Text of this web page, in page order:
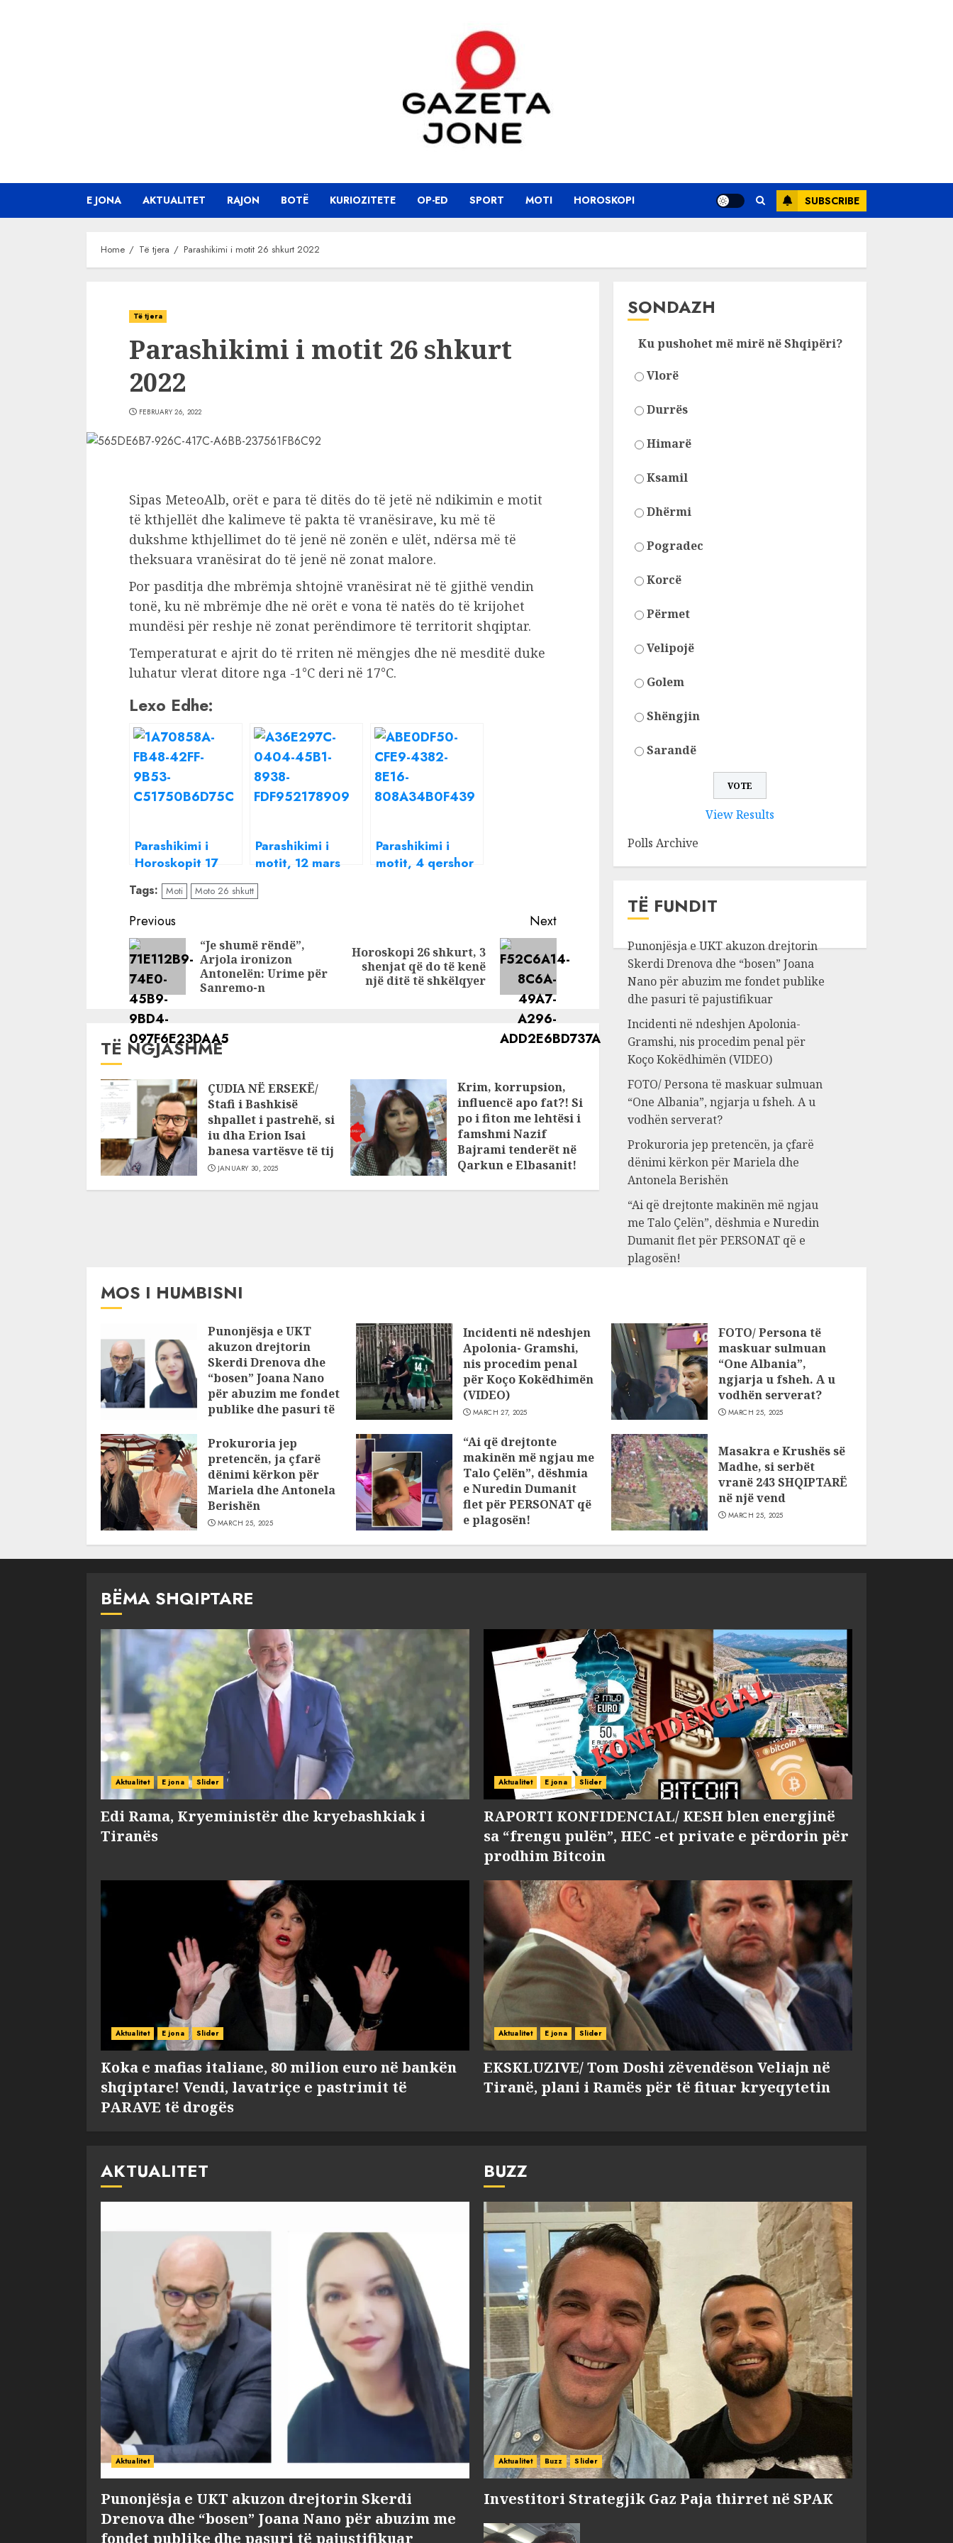
E JONA AKTUALITET RAJON BOTË KURIOZITETE OP-ED SPORT MOTI HOROSKOPI SUBSCRIBE
Home Të tjera Parashikimi i motit 26 shkurt 2022
Të tjera
Parashikimi i motit 26 shkurt
2022
FEBRUARY 26, 2022
Sipas MeteoAlb, orët e para të ditës do të jetë në ndikimin e motit
të kthjellët dhe kalimeve të pakta të vranësirave, ku më të
dukshme kthjellimet do të jenë në zonën e ulët, ndërsa më të
theksuara vranësirat do të jenë në zonat malore.
Por pasditja dhe mbrëmja shtojnë vranësirat në të gjithë vendin
tonë, ku në mbrëmje dhe në orët e vona të natës do të krijohet
mundësi për reshje në zonat perëndimore të territorit shqiptar.
Temperaturat e ajrit do të rriten në mëngjes dhe në mesditë duke
luhatur vlerat ditore nga -1°C deri në 17°C.
Lexo Edhe:
Parashikimi i
Horoskopit 17
shkurt 2022,
shenjat më me
fat sot
Parashikimi i
motit, 12 mars
2022
Parashikimi i
motit, 4 qershor
Tags: Moti Moto 26 shkutt
Continue
Reading
Previous
Previous
post:
“Je shumë rëndë”,
Arjola ironizon
Antonelën: Urime për
Sanremo-n
Next
Next
post:
Horoskopi 26 shkurt, 3
shenjat që do të kenë
një ditë të shkëlqyer
TË NGJASHME
ÇUDIA NË ERSEKË/
Stafi i Bashkisë
shpallet i pastrehë, si
iu dha Erion Isai
banesa vartësve të tij
JANUARY 30, 2025
Krim, korrupsion,
influencë apo fat?! Si
po i fiton me lehtësi i
famshmi Nazif
Bajrami tenderët në
Qarkun e Elbasanit!
SONDAZH
Ku pushohet më mirë në Shqipëri?
Vlorë
Durrës
Himarë
Ksamil
Dhërmi
Pogradec
Korcë
Përmet
Velipojë
Golem
Shëngjin
Sarandë
View Results
Polls Archive
TË FUNDIT
Punonjësja e UKT akuzon drejtorin
Skerdi Drenova dhe “bosen” Joana
Nano për abuzim me fondet publike
dhe pasuri të pajustifikuar
Incidenti në ndeshjen Apolonia-
Gramshi, nis procedim penal për
Koço Kokëdhimën (VIDEO)
FOTO/ Persona të maskuar sulmuan
“One Albania”, ngjarja u fsheh. A u
vodhën serverat?
Prokuroria jep pretencën, ja çfarë
dënimi kërkon për Mariela dhe
Antonela Berishën
“Ai që drejtonte makinën më ngjau
me Talo Çelën”, dëshmia e Nuredin
Dumanit flet për PERSONAT që e
plagosën!
MOS I HUMBISNI
Punonjësja e UKT
akuzon drejtorin
Skerdi Drenova dhe
“bosen” Joana Nano
për abuzim me fondet
publike dhe pasuri të
JULY 24, 2025
Incidenti në ndeshjen
Apolonia- Gramshi,
nis procedim penal
për Koço Kokëdhimën
(VIDEO)
MARCH 27, 2025
FOTO/ Persona të
maskuar sulmuan
“One Albania”,
ngjarja u fsheh. A u
vodhën serverat?
MARCH 25, 2025
Prokuroria jep
pretencën, ja çfarë
dënimi kërkon për
Mariela dhe Antonela
Berishën
MARCH 25, 2025
“Ai që drejtonte
makinën më ngjau me
Talo Çelën”, dëshmia
e Nuredin Dumanit
flet për PERSONAT që
e plagosën!
Masakra e Krushës së
Madhe, si serbët
vranë 243 SHQIPTARË
në një vend
MARCH 25, 2025
BËMA SHQIPTARE
Aktualitet E jona Slider
Edi Rama, Kryeministër dhe kryebashkiak i
Tiranës
Aktualitet E jona Slider
RAPORTI KONFIDENCIAL/ KESH blen energjinë
sa “frengu pulën”, HEC -et private e përdorin për
prodhim Bitcoin
Aktualitet E jona Slider
Koka e mafias italiane, 80 milion euro në bankën
shqiptare! Vendi, lavatriçe e pastrimit të
PARAVE të drogës
Aktualitet E jona Slider
EKSKLUZIVE/ Tom Doshi zëvendëson Veliajn në
Tiranë, plani i Ramës për të fituar kryeqytetin
AKTUALITET
Aktualitet
Punonjësja e UKT akuzon drejtorin Skerdi
Drenova dhe “bosen” Joana Nano për abuzim me
fondet publike dhe pasuri të pajustifikuar
BUZZ
Aktualitet Buzz Slider
Investitori Strategjik Gaz Paja thirret në SPAK